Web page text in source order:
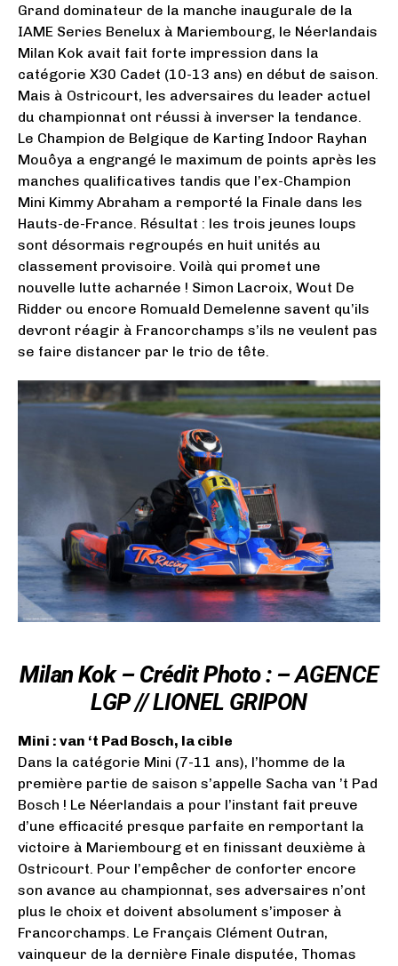
Grand dominateur de la manche inaugurale de la
IAME Series Benelux à Mariembourg, le Néerlandais
Milan Kok avait fait forte impression dans la
catégorie X30 Cadet (10-13 ans) en début de saison.
Mais à Ostricourt, les adversaires du leader actuel
du championnat ont réussi à inverser la tendance.
Le Champion de Belgique de Karting Indoor Rayhan
Mouôya a engrangé le maximum de points après les
manches qualificatives tandis que l’ex-Champion
Mini Kimmy Abraham a remporté la Finale dans les
Hauts-de-France. Résultat : les trois jeunes loups
sont désormais regroupés en huit unités au
classement provisoire. Voilà qui promet une
nouvelle lutte acharnée ! Simon Lacroix, Wout De
Ridder ou encore Romuald Demelenne savent qu’ils
devront réagir à Francorchamps s’ils ne veulent pas
se faire distancer par le trio de tête.
Milan Kok – Crédit Photo : –AGENCE
LGP // LIONEL GRIPON
Mini : van ‘t Pad Bosch, la cible
Dans la catégorie Mini (7-11 ans), l’homme de la
première partie de saison s’appelle Sacha van ’t Pad
Bosch ! Le Néerlandais a pour l’instant fait preuve
d’une efficacité presque parfaite en remportant la
victoire à Mariembourg et en finissant deuxième à
Ostricourt. Pour l’empêcher de conforter encore
son avance au championnat, ses adversaires n’ont
plus le choix et doivent absolument s’imposer à
Francorchamps. Le Français Clément Outran,
vainqueur de la dernière Finale disputée, Thomas